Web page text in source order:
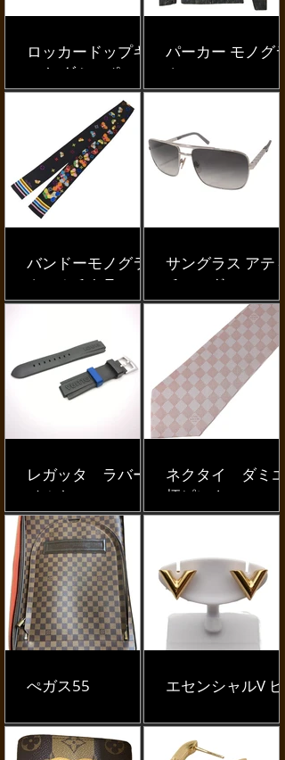
ロッカードップキ
ット ダミエポップ
パーカー モノグラ
ム
バンドーモノグラ
ムマルチカラー
サングラス アティ
チュード
レガッタ ラバー
ベルト
ネクタイ ダミエ
柄ピンク
ぺガス55
エセンシャルV ピ